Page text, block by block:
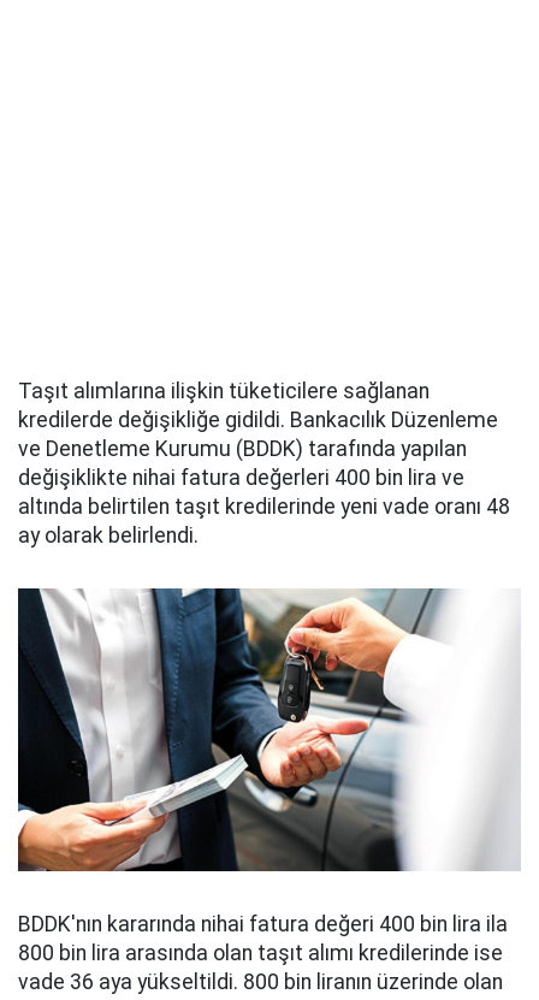
Taşıt alımlarına ilişkin tüketicilere sağlanan
kredilerde değişikliğe gidildi. Bankacılık Düzenleme
ve Denetleme Kurumu (BDDK) tarafında yapılan
değişiklikte nihai fatura değerleri 400 bin lira ve
altında belirtilen taşıt kredilerinde yeni vade oranı 48
ay olarak belirlendi.
BDDK'nın kararında nihai fatura değeri 400 bin lira ila
800 bin lira arasında olan taşıt alımı kredilerinde ise
vade 36 aya yükseltildi. 800 bin liranın üzerinde olan